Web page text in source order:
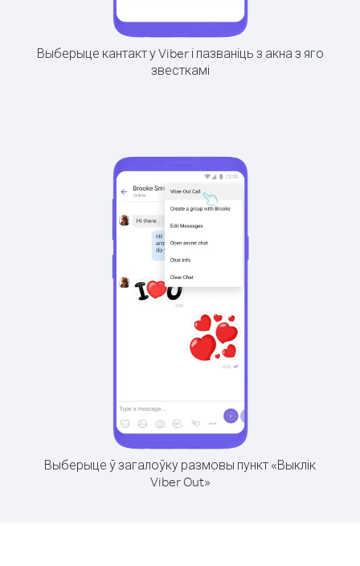
Выберыце кантакт у Viber і пазваніць з акна з яго
звесткамі
Выберыце ў загалоўку размовы пункт «Выклік
Viber Out»